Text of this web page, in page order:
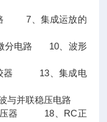
7、集成运放的
分电路 10、波形
器 13、集成电
与并联稳压电路
压器 18、RC正